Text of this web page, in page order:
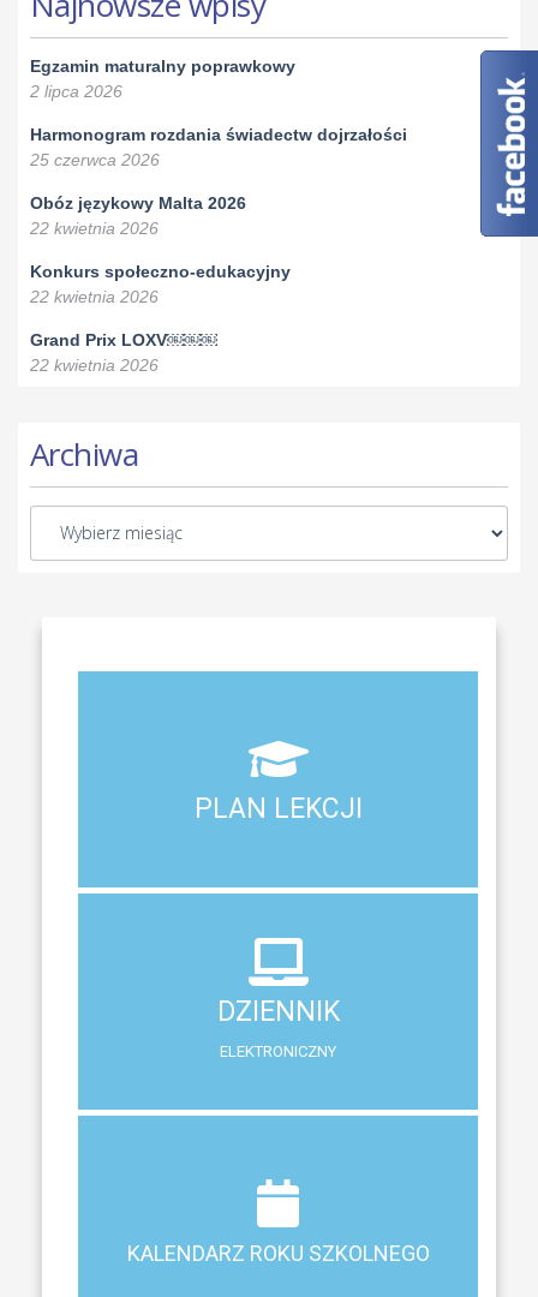
Egzamin maturalny poprawkowy
2 lipca 2026
Harmonogram rozdania świadectw dojrzałości
25 czerwca 2026
Obóz językowy Malta 2026
22 kwietnia 2026
Konkurs społeczno-edukacyjny
22 kwietnia 2026
Grand Prix LOXV￼￼￼
22 kwietnia 2026
Archiwa
PLAN LEKCJI
PLAN LEKCJI
DZIENNIK
ELEKTRONICZNY
DZIENNIK
ELEKTRONICZNY
System zewnętrzny do śledzenia postępów w nauce
KALENDARZ ROKU SZKOLNEGO
KALENDARZ ROKU SZKOLNEGO
Terminy ferii, matur, zebrań i klasyfikacji